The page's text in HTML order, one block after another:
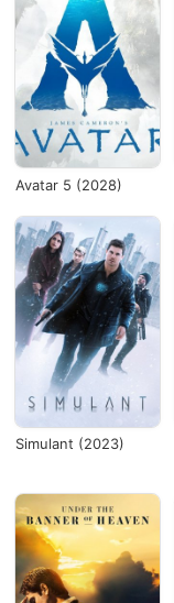
Avatar 5 (2028)
Simulant (2023)